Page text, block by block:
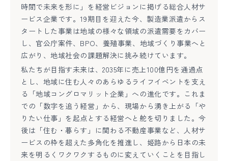
時間で未来を形に」を経営ビジョンに掲げる総合人材サ
ービス企業です。19期目を迎えた今、製造業派遣からス
タートした事業は地域の様々な領域の派遣需要をカバー
し、官公庁案件、BPO、養殖事業、地域づくり事業へと
広がり、地域社会の課題解決に挑み続けています。
私たちが目指す未来は、2035年に売上100億円を通過点
とし、地域に住む人々のあらゆるライフイベントを支え
る「地域コングロマリット企業」への進化です。これま
での「数字を追う経営」から、現場から湧き上がる「や
りたい仕事」を起点とする経営へと舵を切りました。今
後は「住む・暮らす」に関わる不動産事業など、人材サ
ービスの枠を超えた多角化を推進し、姫路から日本の未
来を明るくワクワクするものに変えていくことを目指し